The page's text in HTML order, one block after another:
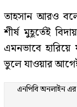
তাহসান আরও
শীর্ষ মুহূর্তেই
এমনভাবে
ভুলে যাওয়ার
এনপিবি অনলাইন